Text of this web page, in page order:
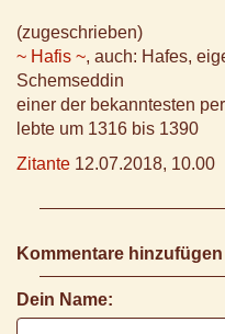
(zugeschrieben)
~ Hafis ~, auch: Hafes,
Schemseddin
einer der bekanntesten
lebte um 1316 bis 1390
Zitante 12.07.2018, 10.00
Kommentare hinzufügen
Dein Name: